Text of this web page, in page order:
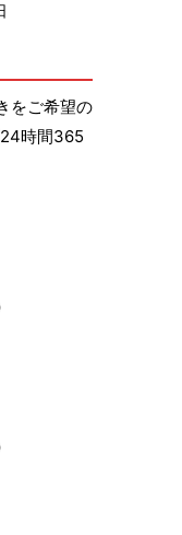
をご希望の
時間365